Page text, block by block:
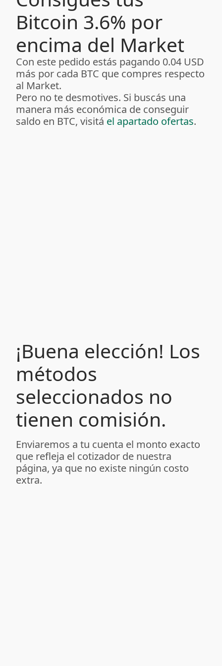
Bitcoin 3.6% por
encima del Market
Con este pedido estás pagando 0.04 USD
más por cada BTC que compres respecto
al Market.
Pero no te desmotives. Si buscás una
manera más económica de conseguir
saldo en BTC, visitá el apartado ofertas.
¡Buena elección! Los
métodos
seleccionados no
tienen comisión.
Enviaremos a tu cuenta el monto exacto
que refleja el cotizador de nuestra
página, ya que no existe ningún costo
extra.